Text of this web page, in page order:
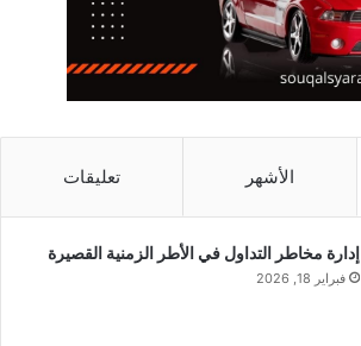
الأشهر تعليقات
إدارة مخاطر التداول في الأطر الزمنية القصيرة
فبراير 18, 2026